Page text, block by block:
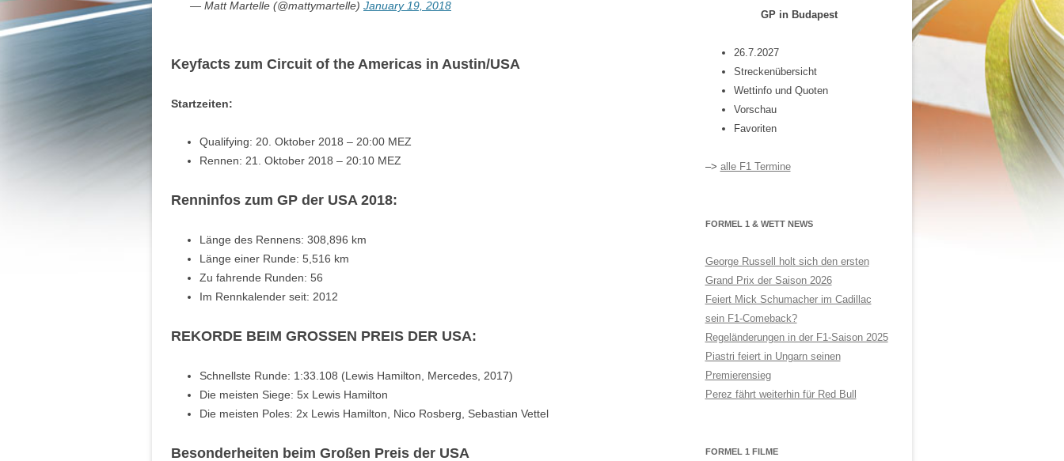
— Matt Martelle (@mattymartelle) January 19, 2018
Keyfacts zum Circuit of the Americas in Austin/USA
Startzeiten:
Qualifying: 20. Oktober 2018 – 20:00 MEZ
Rennen: 21. Oktober 2018 – 20:10 MEZ
Renninfos zum GP der USA 2018:
Länge des Rennens: 308,896 km
Länge einer Runde: 5,516 km
Zu fahrende Runden: 56
Im Rennkalender seit: 2012
REKORDE BEIM GROSSEN PREIS DER USA:
Schnellste Runde: 1:33.108 (Lewis Hamilton, Mercedes, 2017)
Die meisten Siege: 5x Lewis Hamilton
Die meisten Poles: 2x Lewis Hamilton, Nico Rosberg, Sebastian Vettel
Besonderheiten beim Großen Preis der USA
GP in Budapest
26.7.2027
Streckenübersicht
Wettinfo und Quoten
Vorschau
Favoriten
–> alle F1 Termine
FORMEL 1 & WETT NEWS
George Russell holt sich den ersten
Grand Prix der Saison 2026
Feiert Mick Schumacher im Cadillac
sein F1-Comeback?
Regeländerungen in der F1-Saison 2025
Piastri feiert in Ungarn seinen
Premierensieg
Perez fährt weiterhin für Red Bull
FORMEL 1 FILME